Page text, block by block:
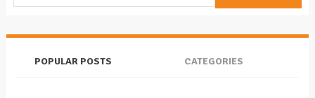
POPULAR POSTS CATEGORIES